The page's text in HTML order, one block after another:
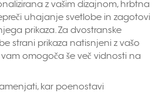
z vašim dizajnom, hrbtna
uhajanje svetlobe in zagotovi
prikaza. Za dvostranske
strani prikaza natisnjeni z vašo
omogoča še več vidnosti na
kar poenostavi